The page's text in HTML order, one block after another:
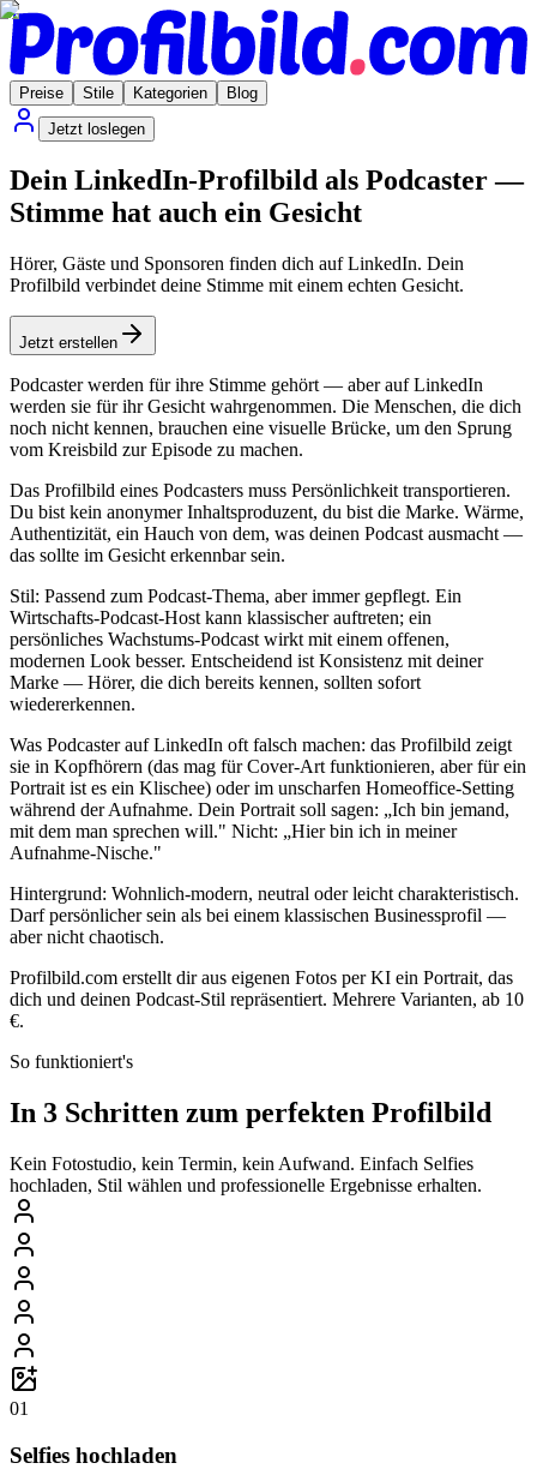
Preise Stile Kategorien
Blog
Jetzt loslegen
Dein LinkedIn-Profilbild als Podcaster —
Stimme hat auch ein Gesicht
Hörer, Gäste und Sponsoren finden dich auf LinkedIn. Dein
Profilbild verbindet deine Stimme mit einem echten Gesicht.
Jetzt erstellen
Podcaster werden für ihre Stimme gehört — aber auf LinkedIn
werden sie für ihr Gesicht wahrgenommen. Die Menschen, die dich
noch nicht kennen, brauchen eine visuelle Brücke, um den Sprung
vom Kreisbild zur Episode zu machen.
Das Profilbild eines Podcasters muss Persönlichkeit transportieren.
Du bist kein anonymer Inhaltsproduzent, du bist die Marke. Wärme,
Authentizität, ein Hauch von dem, was deinen Podcast ausmacht —
das sollte im Gesicht erkennbar sein.
Stil: Passend zum Podcast-Thema, aber immer gepflegt. Ein
Wirtschafts-Podcast-Host kann klassischer auftreten; ein
persönliches Wachstums-Podcast wirkt mit einem offenen,
modernen Look besser. Entscheidend ist Konsistenz mit deiner
Marke — Hörer, die dich bereits kennen, sollten sofort
wiedererkennen.
Was Podcaster auf LinkedIn oft falsch machen: das Profilbild zeigt
sie in Kopfhörern (das mag für Cover-Art funktionieren, aber für ein
Portrait ist es ein Klischee) oder im unscharfen Homeoffice-Setting
während der Aufnahme. Dein Portrait soll sagen: „Ich bin jemand,
mit dem man sprechen will." Nicht: „Hier bin ich in meiner
Aufnahme-Nische."
Hintergrund: Wohnlich-modern, neutral oder leicht charakteristisch.
Darf persönlicher sein als bei einem klassischen Businessprofil —
aber nicht chaotisch.
Profilbild.com erstellt dir aus eigenen Fotos per KI ein Portrait, das
dich und deinen Podcast-Stil repräsentiert. Mehrere Varianten, ab 10
€.
So funktioniert's
In 3 Schritten zum perfekten Profilbild
Kein Fotostudio, kein Termin, kein Aufwand. Einfach Selfies
hochladen, Stil wählen und professionelle Ergebnisse erhalten.
01
Selfies hochladen